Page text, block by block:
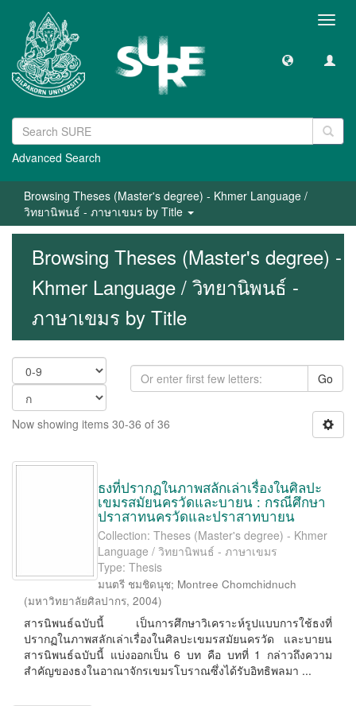
Advanced Search
Browsing Theses (Master's degree) - Khmer Language /
วิทยานิพนธ์ - ภาษาเขมร by Title
Browsing Theses (Master's degree) -
Khmer Language / วิทยานิพนธ์ -
ภาษาเขมร by Title
Go
Now showing items 30-36 of 36
ธงที่ปรากฏในภาพสลักเล่าเรื่องในศิลปะ
เขมรสมัยนครวัดและบายน : กรณีศึกษา
ปราสาทนครวัดและปราสาทบายน
Collection: Theses (Master's degree) - Khmer
Language / วิทยานิพนธ์ - ภาษาเขมร
Type: Thesis
มนตรี ชมชิดนุช; Montree Chomchidnuch
(มหาวิทยาลัยศิลปากร, 2004)
สารนิพนธ์ฉบับนี้ เป็นการศึกษาวิเคราะห์รูปแบบการใช้ธงที่
ปรากฏในภาพสลักเล่าเรื่องในศิลปะเขมรสมัยนครวัด และบายน
สารนิพนธ์ฉบับนี้ แบ่งออกเป็น 6 บท คือ บทที่ 1 กล่าวถึงความ
สำคัญของธงในอาณาจักรเขมรโบราณซึ่งได้รับอิทธิพลมา ...